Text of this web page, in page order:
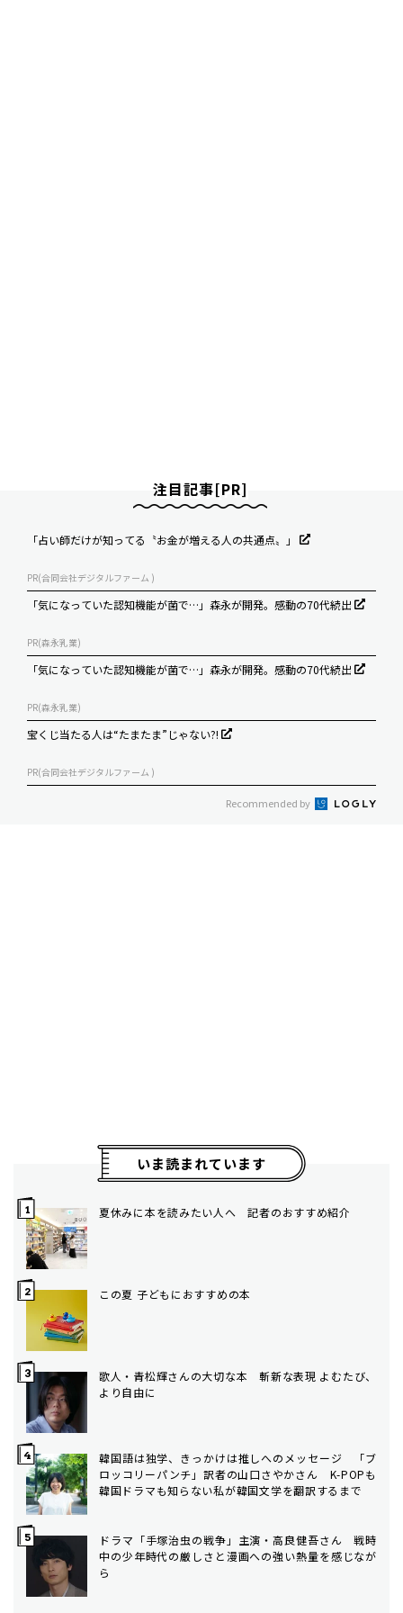
注目記事[PR]
「占い師だけが知ってる〝お金が増える人の共通点〟」
PR(合同会社デジタルファーム )
「気になっていた認知機能が菌で…」森永が開発。感動の70代続出
PR(森永乳業)
「気になっていた認知機能が菌で…」森永が開発。感動の70代続出
PR(森永乳業)
宝くじ当たる人は“たまたま”じゃない?!
PR(合同会社デジタルファーム )
Recommended by
いま読まれています
夏休みに本を読みたい人へ 記者のおすすめ紹介
この夏 子どもにおすすめの本
歌人・青松輝さんの大切な本 斬新な表現 よむたび、
より自由に
韓国語は独学、きっかけは推しへのメッセージ 「ブ
ロッコリーパンチ」訳者の山口さやかさん K-POPも
韓国ドラマも知らない私が韓国文学を翻訳するまで
ドラマ「手塚治虫の戦争」主演・高良健吾さん 戦時
中の少年時代の厳しさと漫画への強い熱量を感じなが
ら